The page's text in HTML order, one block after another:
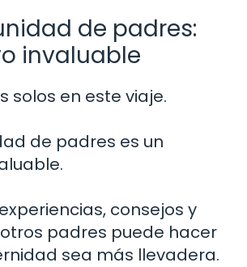
de padres:
invaluable
solos en este viaje.
de padres es un
consejos y
padres puede hacer
sea más llevadera.